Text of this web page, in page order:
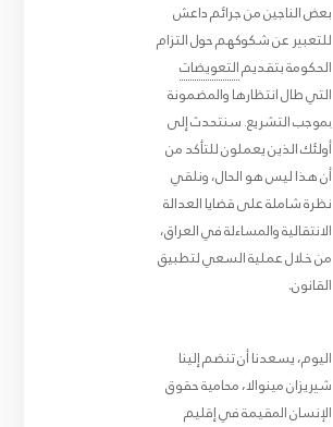
بعض الناجين من جرائم داعش
للتعبير عن شكوكهم حول التزام
الحكومة بتقديمالتعويضات
التي طال انتظارها والمضمونة
بموجب التشريع. سنتحدث إلى
أولئك الذين يعملون للتأكد من
أن هذا ليس هو الحال، ونلقي
نظرة شاملة على قضايا العدالة
الانتقالية والمساءلة في العراق،
من خلال عملية السعي لتطبيق
القانون.
اليوم، يسعدنا أن تنضم إلينا
شيريزان مينوالا، محامية حقوق
الإنسان المقيمة في إقليم